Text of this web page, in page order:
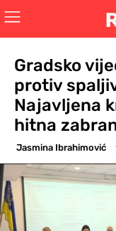
Gradsko
protiv
Najavljena
hitna
Jasmina Ibrahimović